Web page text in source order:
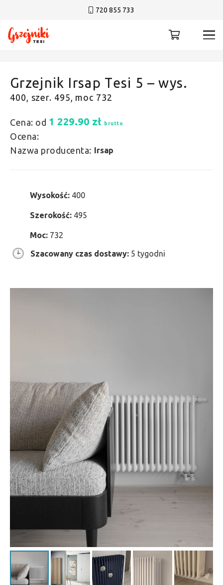
720 855 733
Grzejnik Irsap Tesi 5 – wys.
400, szer. 495, moc 732
Cena: od 1 229.90 zł brutto
Ocena:
Nazwa producenta: Irsap
Wysokość: 400
Szerokość: 495
Moc: 732
Szacowany czas dostawy: 5 tygodni